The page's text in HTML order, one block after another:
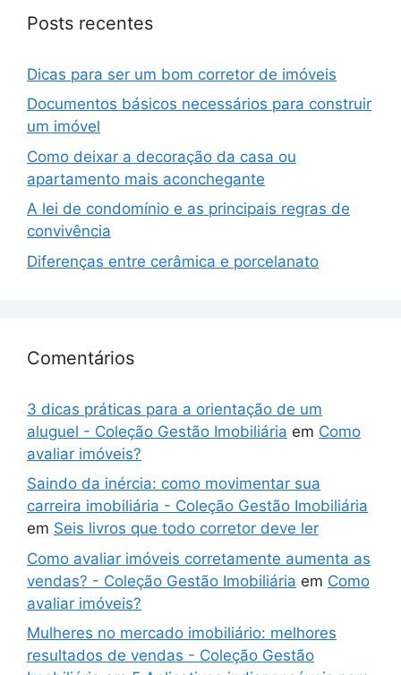
Posts recentes
Dicas para ser um bom corretor de imóveis
Documentos básicos necessários para construir
um imóvel
Como deixar a decoração da casa ou
apartamento mais aconchegante
A lei de condomínio e as principais regras de
convivência
Diferenças entre cerâmica e porcelanato
Comentários
3 dicas práticas para a orientação de um
aluguel - Coleção Gestão Imobiliária em Como
avaliar imóveis?
Saindo da inércia: como movimentar sua
carreira imobiliária - Coleção Gestão Imobiliária
em Seis livros que todo corretor deve ler
Como avaliar imóveis corretamente aumenta as
vendas? - Coleção Gestão Imobiliária em Como
avaliar imóveis?
Mulheres no mercado imobiliário: melhores
resultados de vendas - Coleção Gestão